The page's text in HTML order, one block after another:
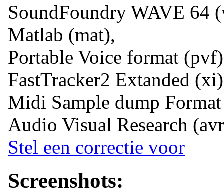
SoundFoundry WAVE 64
Matlab (mat),
Portable Voice format
FastTracker2 Extanded
Midi Sample dump
Audio Visual Research
Stel een correctie voor
Screenshots: